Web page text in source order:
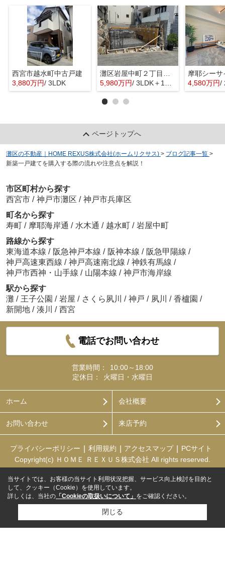
西宮市越水町中古戸建
3,880万円/ 3LDK
灘区岩屋中町２丁目新築戸建
5,980万円/ 3LDK＋1S(納戸) 4,580万円/
ページトップへ
灘区の不動産｜HOME REXUS株式会社(ホームリクサス) > ブログ記事一覧 >
新築一戸建てを購入する際の流れや注意点を解説！
市区町村から探す
西宮市 / 神戸市灘区 / 神戸市兵庫区
町名から探す
寿町 / 摩耶海岸通 / 水木通 / 越水町 / 岩屋中町
路線から探す
東海道本線 / 阪急神戸本線 / 阪神本線 / 阪急甲陽線 /
神戸高速東西線 / 神戸高速南北線 / 神鉄有馬線 /
神戸市西神・山手線 / 山陽本線 / 神戸市海岸線
駅から探す
灘 / 王子公園 / 岩屋 / さくら夙川 / 神戸 / 夙川 / 香櫨園 /
新開地 / 湊川 / 西宮
電話でお問い合わせ
営業時間：
10:00～18:00
定休日：
火曜日・水曜日
ホーム 会社概要
お問い合わせ 来店予約
プライバシーポリシー 利用規約 アクセスマップ
PCサイト
Copyright(c) ＨＯＭＥ ＲＥＸＵＳ株式会社 All rights reserved.
当サイトでは、お客様の当サイト利用状況把握、サービス向上検討を目的と
して、クッキー（Cookie）を使用しています。
詳しくは、当社の 「Cookieの取扱いについて」 をご確認ください。
閉じる